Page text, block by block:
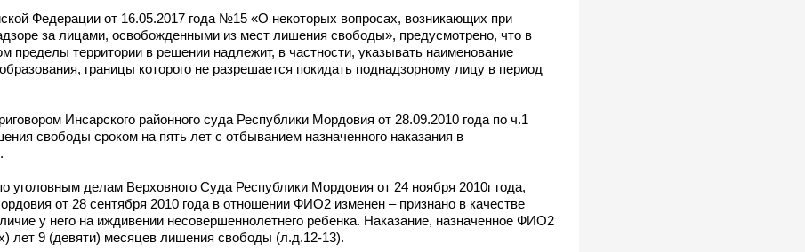
Федерации от 16.05.2017 года №15 «О некоторых вопросах, возникающих при
за лицами, освобожденными из мест лишения свободы», предусмотрено, что в
пределы территории в решении надлежит, в частности, указывать наименование
границы которого не разрешается покидать поднадзорному лицу в период
Инсарского районного суда Республики Мордовия от 28.09.2010 года по ч.1
свободы сроком на пять лет с отбыванием назначенного наказания в
делам Верховного Суда Республики Мордовия от 24 ноября 2010г года,
от 28 сентября 2010 года в отношении ФИО2 изменен – признано в качестве
у него на иждивении несовершеннолетнего ребенка. Наказание, назначенное ФИО2
лет 9 (девяти) месяцев лишения свободы (л.д.12-13).